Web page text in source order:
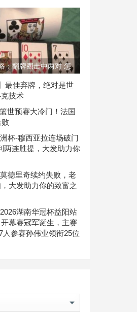
：翻牌圈击中两对 怎
？最佳弃牌，绝对是世
技术
世预赛大冷门！法国
杯-穆西亚拉连场破门
两连胜提，大发助力你
德里奇续约失败，老
大发助力你的致富之
2026湖南华冠杯益阳站
开幕赛冠军诞生，主赛
人参赛孙伟业领衔25位